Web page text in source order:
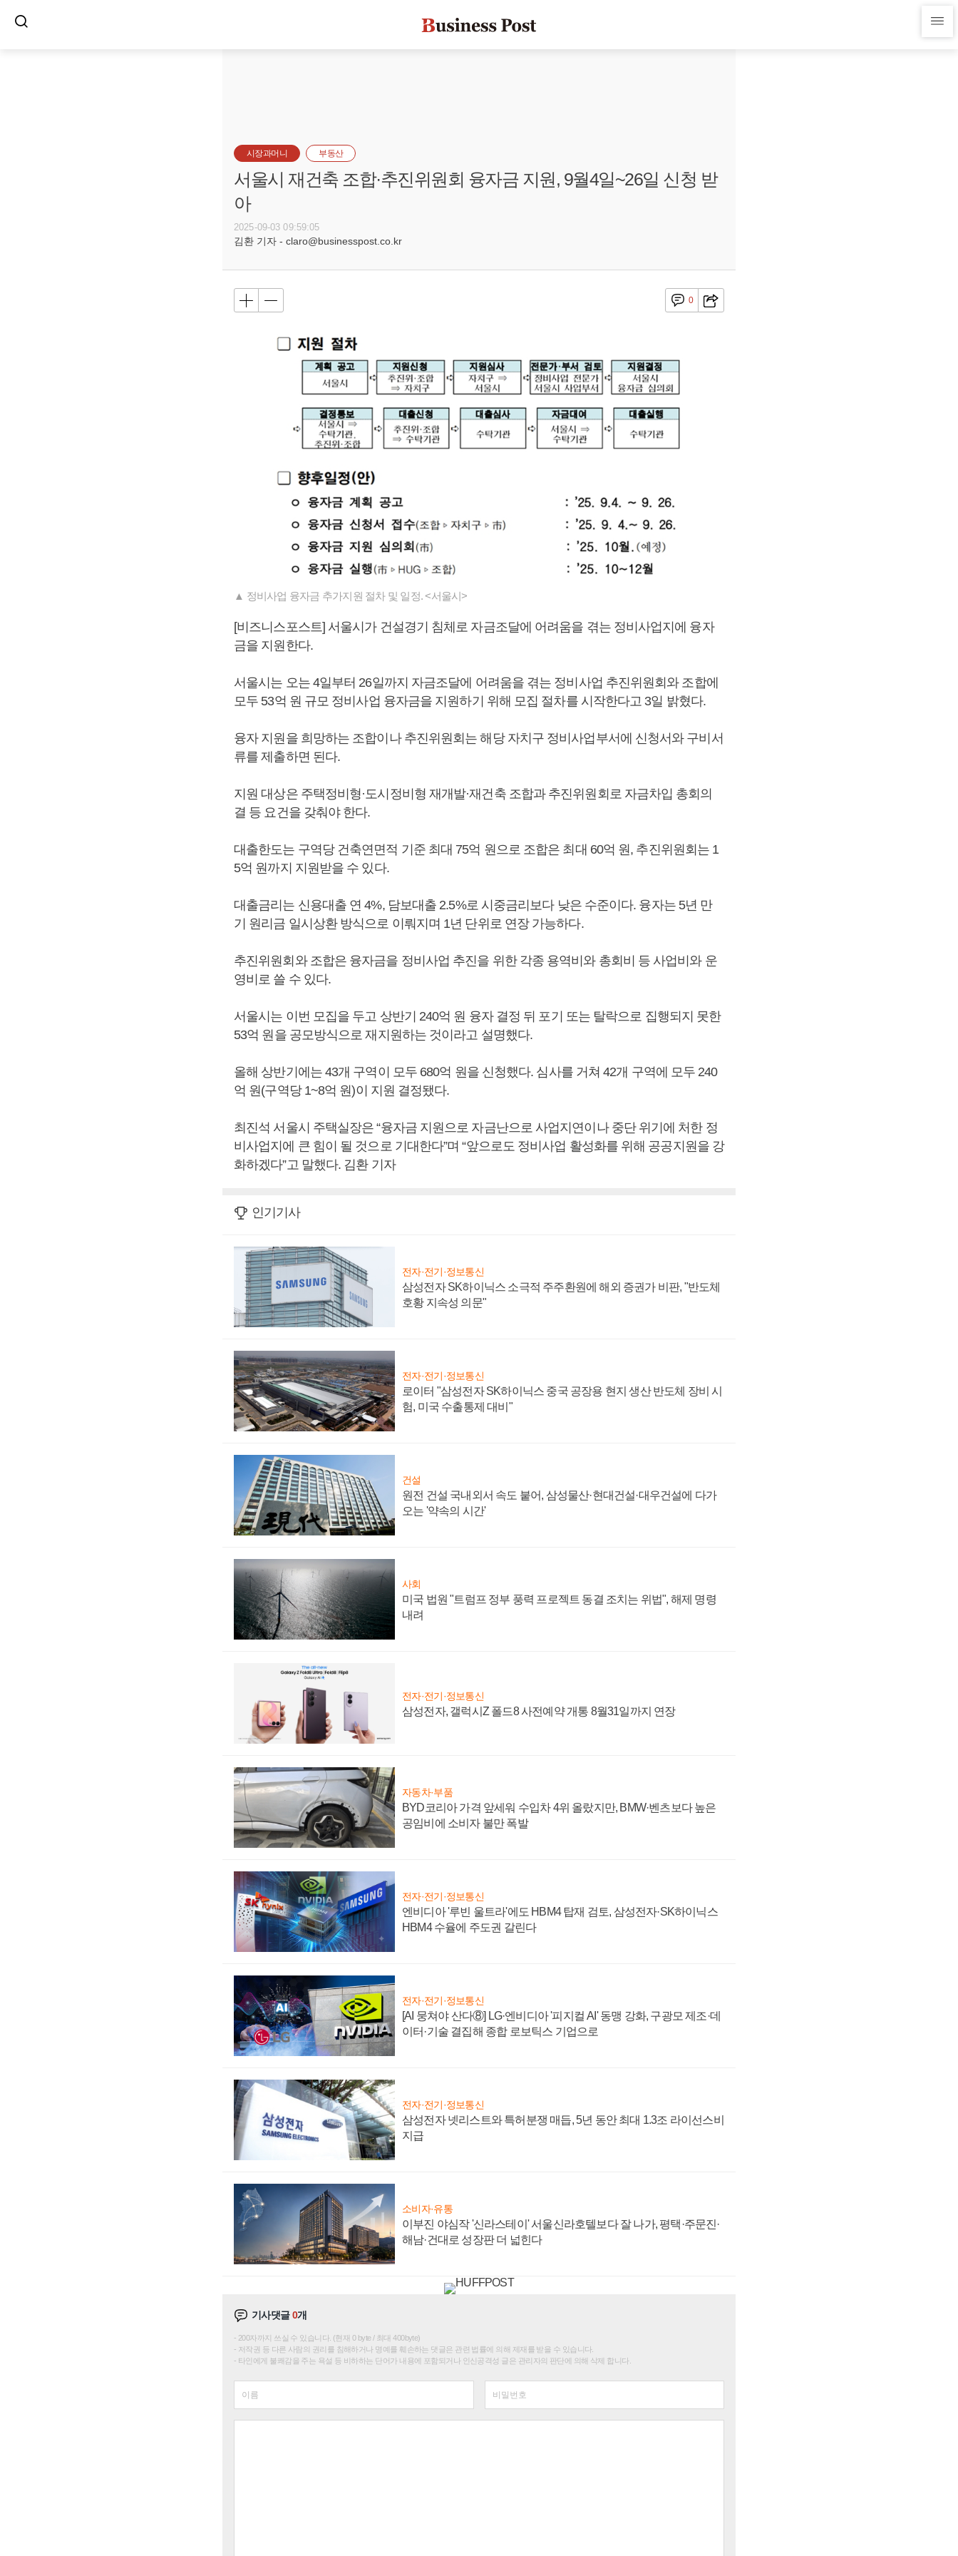
시장과머니 부동산
서울시 재건축 조합·추진위원회 융자금 지원, 9월4일~26일 신청 받
아
2025-09-03 09:59:05
김환 기자 - claro@businesspost.co.kr
0
▲ 정비사업 융자금 추가지원 절차 및 일정. <서울시>
[비즈니스포스트] 서울시가 건설경기 침체로 자금조달에 어려움을 겪는 정비사업지에 융자
금을 지원한다.
서울시는 오는 4일부터 26일까지 자금조달에 어려움을 겪는 정비사업 추진위원회와 조합에
모두 53억 원 규모 정비사업 융자금을 지원하기 위해 모집 절차를 시작한다고 3일 밝혔다.
융자 지원을 희망하는 조합이나 추진위원회는 해당 자치구 정비사업부서에 신청서와 구비서
류를 제출하면 된다.
지원 대상은 주택정비형·도시정비형 재개발·재건축 조합과 추진위원회로 자금차입 총회의
결 등 요건을 갖춰야 한다.
대출한도는 구역당 건축연면적 기준 최대 75억 원으로 조합은 최대 60억 원, 추진위원회는 1
5억 원까지 지원받을 수 있다.
대출금리는 신용대출 연 4%, 담보대출 2.5%로 시중금리보다 낮은 수준이다. 융자는 5년 만
기 원리금 일시상환 방식으로 이뤄지며 1년 단위로 연장 가능하다.
추진위원회와 조합은 융자금을 정비사업 추진을 위한 각종 용역비와 총회비 등 사업비와 운
영비로 쓸 수 있다.
서울시는 이번 모집을 두고 상반기 240억 원 융자 결정 뒤 포기 또는 탈락으로 집행되지 못한
53억 원을 공모방식으로 재지원하는 것이라고 설명했다.
올해 상반기에는 43개 구역이 모두 680억 원을 신청했다. 심사를 거쳐 42개 구역에 모두 240
억 원(구역당 1~8억 원)이 지원 결정됐다.
최진석 서울시 주택실장은 “융자금 지원으로 자금난으로 사업지연이나 중단 위기에 처한 정
비사업지에 큰 힘이 될 것으로 기대한다”며 “앞으로도 정비사업 활성화를 위해 공공지원을 강
화하겠다”고 말했다. 김환 기자
인기기사
전자·전기·정보통신
삼성전자 SK하이닉스 소극적 주주환원에 해외 증권가 비판, "반도체
호황 지속성 의문"
전자·전기·정보통신
로이터 "삼성전자 SK하이닉스 중국 공장용 현지 생산 반도체 장비 시
험, 미국 수출통제 대비"
건설
원전 건설 국내외서 속도 붙어, 삼성물산·현대건설·대우건설에 다가
오는 '약속의 시간'
사회
미국 법원 "트럼프 정부 풍력 프로젝트 동결 조치는 위법", 해제 명령
내려
전자·전기·정보통신
삼성전자, 갤럭시Z 폴드8 사전예약 개통 8월31일까지 연장
자동차·부품
BYD코리아 가격 앞세워 수입차 4위 올랐지만, BMW·벤츠보다 높은
공임비에 소비자 불만 폭발
전자·전기·정보통신
엔비디아 '루빈 울트라'에도 HBM4 탑재 검토, 삼성전자·SK하이닉스
HBM4 수율에 주도권 갈린다
전자·전기·정보통신
[AI 뭉쳐야 산다⑧] LG·엔비디아 '피지컬 AI' 동맹 강화, 구광모 제조·데
이터·기술 결집해 종합 로보틱스 기업으로
전자·전기·정보통신
삼성전자 넷리스트와 특허분쟁 매듭, 5년 동안 최대 1.3조 라이선스비
지급
소비자·유통
이부진 야심작 '신라스테이' 서울신라호텔보다 잘 나가, 평택·주문진·
해남·건대로 성장판 더 넓힌다
기사댓글0개
200자까지 쓰실 수 있습니다. (현재 0 byte / 최대 400byte)
저작권 등 다른 사람의 권리를 침해하거나 명예를 훼손하는 댓글은 관련 법률에 의해 제재를 받을 수 있습니다.
타인에게 불쾌감을 주는 욕설 등 비하하는 단어가 내용에 포함되거나 인신공격성 글은 관리자의 판단에 의해 삭제 합니다.